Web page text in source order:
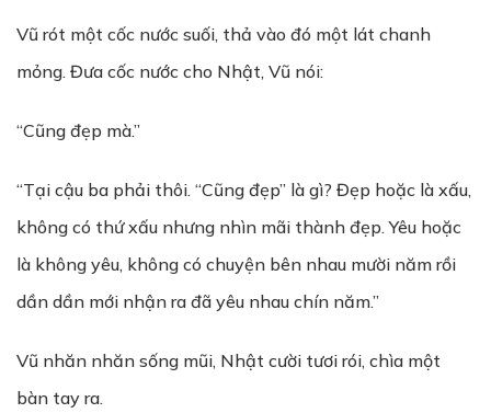
Vũ rót một cốc nước suối, thả vào đó một lát chanh
mỏng. Đưa cốc nước cho Nhật, Vũ nói:
“Cũng đẹp mà.”
“Tại cậu ba phải thôi. “Cũng đẹp” là gì? Đẹp hoặc là xấu,
không có thứ xấu nhưng nhìn mãi thành đẹp. Yêu hoặc
là không yêu, không có chuyện bên nhau mười năm rồi
dần dần mới nhận ra đã yêu nhau chín năm.”
Vũ nhăn nhăn sống mũi, Nhật cười tươi rói, chìa một
bàn tay ra.